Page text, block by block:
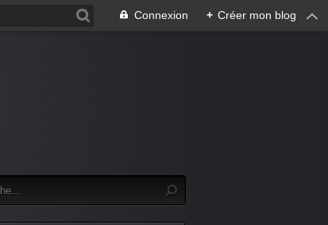
Connexion + Créer mon blog